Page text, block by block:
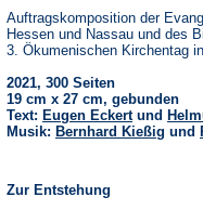
Auftragskomposition der
Hessen und Nassau und des
3. Ökumenischen Kirchentag
2021, 300 Seiten
19 cm x 27 cm, gebunden
Text: Eugen Eckertund
Musik: Bernhard Kießig und
Zur Entstehung